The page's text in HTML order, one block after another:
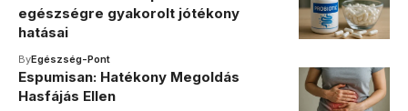
egészségre gyakorolt jótékony
hatásai
ByEgészség-Pont
Espumisan: Hatékony Megoldás
Hasfájás Ellen